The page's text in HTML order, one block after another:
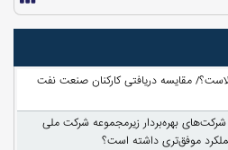
مقایسه دریافتی کارکنان صنعت نفت
شرکت‌های بهره‌بردار زیرمجموعه شرکت ملی
موفق‌تری داشته است؟